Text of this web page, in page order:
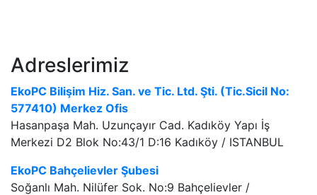
Adreslerimiz
EkoPC Bilişim Hiz. San. ve Tic. Ltd. Şti. (Tic.Sicil No:
577410) Merkez Ofis
Hasanpaşa Mah. Uzunçayır Cad. Kadıköy Yapı İş
Merkezi D2 Blok No:43/1 D:16 Kadıköy / ISTANBUL
EkoPC Bahçelievler Şubesi
Soğanlı Mah. Nilüfer Sok. No:9 Bahçelievler /